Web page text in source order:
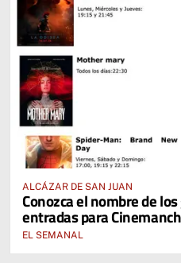
ALCÁZAR DE SAN JUAN
Conozca el nombre de
entradas para
EL SEMANAL